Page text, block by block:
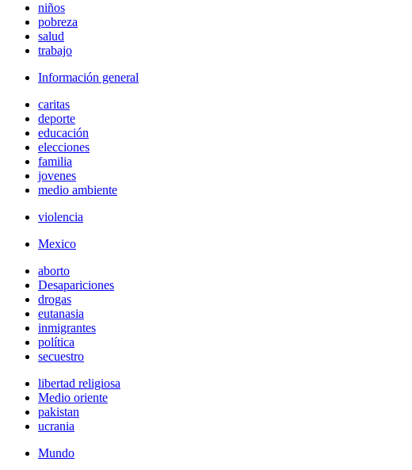
niños
pobreza
salud
trabajo
Información general
caritas
deporte
educación
elecciones
familia
jovenes
medio ambiente
violencia
Mexico
aborto
Desapariciones
drogas
eutanasia
inmigrantes
política
secuestro
libertad religiosa
Medio oriente
pakistan
ucrania
Mundo